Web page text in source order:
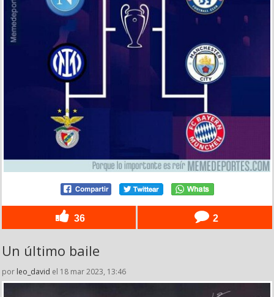
36 2
Un último baile
por leo_david el 18 mar 2023, 13:46